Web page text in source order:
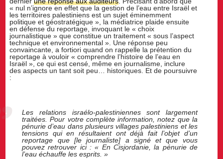
« nul n’ignore en effet que la gestion de l’eau entre Israël et
les territoires palestiniens est un sujet éminemment
politique et géostratégique », la médiatrice plaide ensuite
en défense du reportage, invoquant le « choix
journalistique » que constitue un traitement « sous l’aspect
technique et environnemental ». Une réponse peu
convaincante, a fortiori quand on rappelle la prétention du
reportage à vouloir « comprendre l’histoire de l’eau en
Israël », ce qui est censé, même en journalisme, inclure
des aspects un tant soit peu… historiques. Et de poursuivre
:
Les relations israélo-palestiniennes sont largement
traitées. Pour votre complète information, notez que la
pénurie d’eau dans plusieurs villages palestiniens et les
tensions qui en résultaient ont déjà fait l’objet d’un
reportage que [le journaliste] a signé et que vous
pouvez retrouver ici : « En Cisjordanie, la pénurie de
l’eau échauffe les esprits. »